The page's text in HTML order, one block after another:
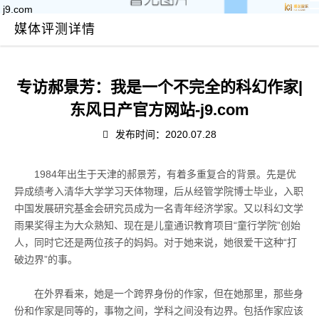
j9.com
媒体评测详情
专访郝景芳：我是一个不完全的科幻作家|
东风日产官方网站-j9.com
发布时间：2020.07.28
1984年出生于天津的郝景芳，有着多重复合的背景。先是优
异成绩考入清华大学学习天体物理，后从经管学院博士毕业，入职
中国发展研究基金会研究员成为一名青年经济学家。又以科幻文学
雨果奖得主为大众熟知、现在是儿童通识教育项目“童行学院”创始
人，同时它还是两位孩子的妈妈。对于她来说，她很爱干这种“打
破边界”的事。
在外界看来，她是一个跨界身份的作家，但在她那里，那些身
份和作家是同等的，事物之间，学科之间没有边界。包括作家应该